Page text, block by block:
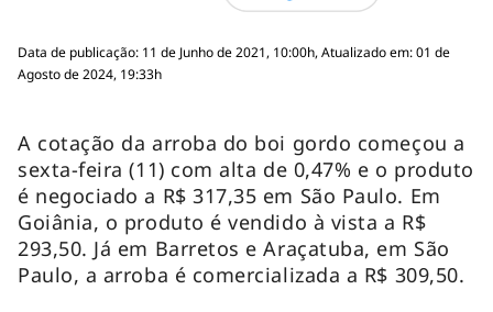
Data de publicação: 11 de Junho de 2021, 10:00h, Atualizado em: 01 de
Agosto de 2024, 19:33h
A cotação da arroba do boi gordo começou a
sexta-feira (11) com alta de 0,47% e o produto
é negociado a R$ 317,35 em São Paulo. Em
Goiânia, o produto é vendido à vista a R$
293,50. Já em Barretos e Araçatuba, em São
Paulo, a arroba é comercializada a R$ 309,50.